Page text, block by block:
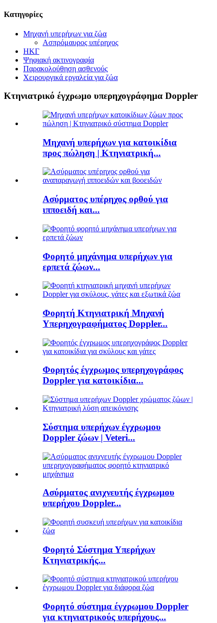
Κατηγορίες
Μηχανή υπερήχων για ζώα
Ασπρόμαυρος υπέρηχος
ΗΚΓ
Ψηφιακή ακτινογραφία
Παρακολούθηση ασθενούς
Χειρουργικά εργαλεία για ζώα
Κτηνιατρικό έγχρωμο υπερηχογράφημα Doppler
Μηχανή υπερήχων για κατοικίδια
προς πώληση | Κτηνιατρική...
Ασύρματος υπέρηχος ορθού για
ιπποειδή και...
Φορητό μηχάνημα υπερήχων για
ερπετά ζώων...
Φορητή Κτηνιατρική Μηχανή
Υπερηχογραφήματος Doppler...
Φορητός έγχρωμος υπερηχογράφος
Doppler για κατοικίδια...
Σύστημα υπερήχων έγχρωμου
Doppler ζώων | Veteri...
Ασύρματος ανιχνευτής έγχρωμου
υπερήχου Doppler...
Φορητό Σύστημα Υπερήχων
Κτηνιατρικής...
Φορητό σύστημα έγχρωμου Doppler
για κτηνιατρικούς υπερήχους...